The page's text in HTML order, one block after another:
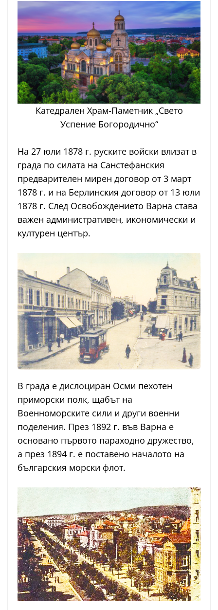
Катедрален Храм-Паметник „Свето
Успение Богородично“
На 27 юли 1878 г. руските войски влизат в
града по силата на Санстефанския
предварителен мирен договор от 3 март
1878 г. и на Берлинския договор от 13 юли
1878 г. След Освобождението Варна става
важен административен, икономически и
културен център.
В града е дислоциран Осми пехотен
приморски полк, щабът на
Военноморските сили и други военни
поделения. През 1892 г. във Варна е
основано първото параходно дружество,
а през 1894 г. е поставено началото на
българския морски флот.